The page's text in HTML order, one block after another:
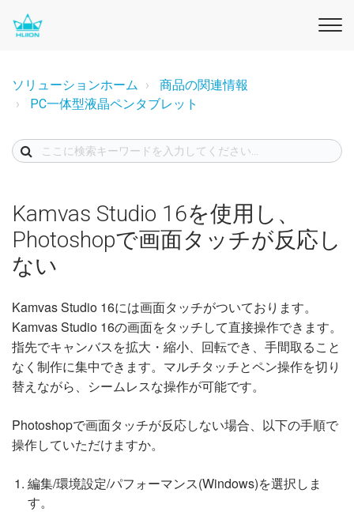
ソリューションホーム
商品の関連情報
PC一体型液晶ペンタブレット
Kamvas Studio 16を使用し、
Photoshopで画面タッチが反応し
ない
Kamvas Studio 16には画面タッチがついております。
Kamvas Studio 16の画面をタッチして直接操作できます。
指先でキャンバスを拡大・縮小、回転でき、手間取ること
なく制作に集中できます。マルチタッチとペン操作を切り
替えながら、シームレスな操作が可能です。
Photoshopで画面タッチが反応しない場合、以下の手順で
操作していただけますか。
編集/環境設定/パフォーマンス(Windows)を選択しま
す。